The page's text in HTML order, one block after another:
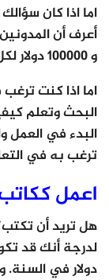
اما اذا كان
و 100000 دولار لكل شهر.
اما اذا كنت
البحث وتعلم
البدء في العمل
ترغب به في
اعمل
هل تريد أن
دولار في السنة.